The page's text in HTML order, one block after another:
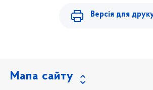
Версія для
Мапа сайту